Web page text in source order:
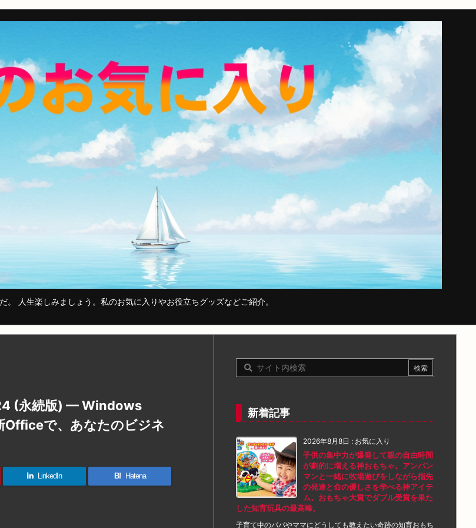
人生楽しみましょう。私のお気に入りやお役立ちグッズなどご紹介。
(永続版) — Windows
Officeで、あなたのビジネ
LinkedIn B! Hatena
新着記事
2026年8月8日 : お気に入り
子供の集中力が爆発して親の自由時間
が劇的に増える神おもちゃ。アンパン
マンと一緒に牧場遊びをしながら指先
の発達と命の優しさを学べる神アイテ
ム。おもちゃ大賞でダブル受賞を果た
した知育玩具の最高峰。
子育て中のパパやママにどうしても教えたい奇跡の知育おもち